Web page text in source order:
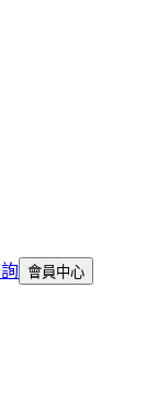
會員中心